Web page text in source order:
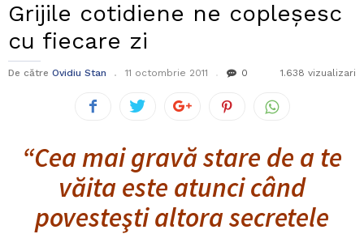
Grijile cotidiene ne copleşesc
cu fiecare zi
De către Ovidiu Stan 11 octombrie 2011 0 1.638 vizualizari
“Cea mai gravă stare de a te
văita este atunci când
povesteşti altora secretele